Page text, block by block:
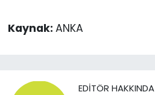
Kaynak: ANKA
EDITÖR HAKKINDA